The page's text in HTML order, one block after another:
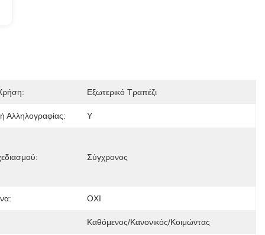
Εξωτερικό Τραπέζι
Αλληλογραφίας: Y
Σύγχρονος
ΟΧΙ
Καθόμενος/Κανονικός/Κοιμώντας